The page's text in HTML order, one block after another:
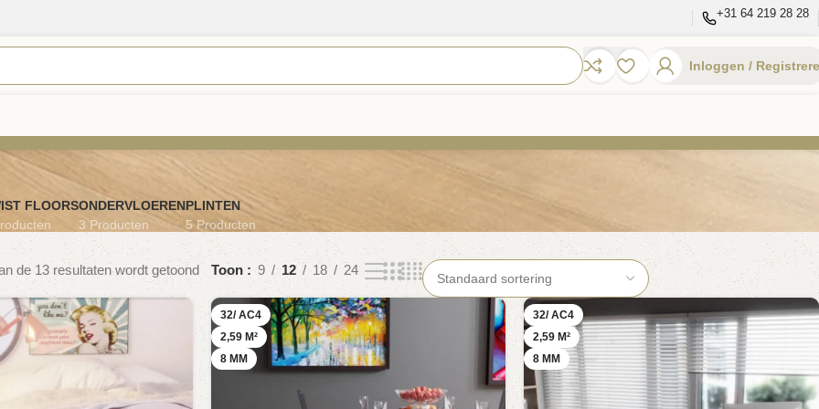
+31 64 219 28 28
Inloggen /
FLOORSONDERVLOEREN
3 Producten
PLINTEN
5 Producten
de 13 resultaten wordt getoond Toon 9 12 18 24
32/ AC4
2,59 M²
8 MM
32/ AC4
2,59 M²
8 MM